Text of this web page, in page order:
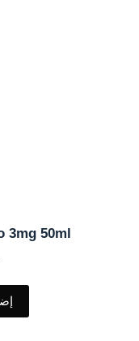
3mg 50ml